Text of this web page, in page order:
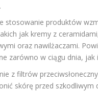
stosowanie produktów
jak kremy z
oraz nawilżaczami.
zarówno w ciągu dnia, jak
z filtrów
skórę przed szkodliwym